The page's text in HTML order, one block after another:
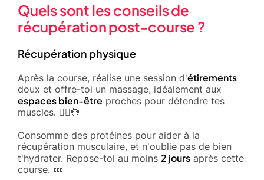
Quels sont les conseils de
récupération post-course ?
Récupération physique
Après la course, réalise une session d'étirements
doux et offre-toi un massage, idéalement aux
espaces bien-être proches pour détendre tes
muscles. 🧘‍♂️💆
Consomme des protéines pour aider à la
récupération musculaire, et n'oublie pas de bien
t'hydrater. Repose-toi au moins 2 jours après cette
course. 💤